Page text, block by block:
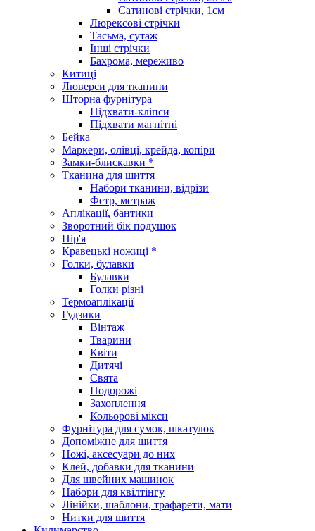
Сатинові стрічки, 1см
Люрексові стрічки
Тасьма, сутаж
Інші стрічки
Бахрома, мереживо
Китиці
Люверси для тканини
Шторна фурнітура
Підхвати-кліпси
Підхвати магнітні
Бейка
Маркери, олівці, крейда, копіри
Замки-блискавки *
Тканина для шиття
Набори тканини, відрізи
Фетр, метраж
Аплікації, бантики
Зворотний бік подушок
Пір'я
Кравецькі ножиці *
Голки, булавки
Булавки
Голки різні
Термоаплікації
Гудзики
Вінтаж
Тварини
Квіти
Дитячі
Свята
Подорожі
Захоплення
Кольорові мікси
Фурнітура для сумок, шкатулок
Допоміжне для шиття
Ножі, аксесуари до них
Клей, добавки для тканини
Для швейних машинок
Набори для квілтінгу
Лінійки, шаблони, трафарети, мати
Нитки для шиття